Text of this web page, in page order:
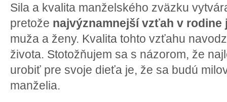
Sila a kvalita manželského zväzku
pretože najvýznamnejší vzťah v rodine
muža a ženy. Kvalita tohto vzťahu
života. Stotožňujem sa s názorom, že
urobiť pre svoje dieťa je, že sa budú
manželia.